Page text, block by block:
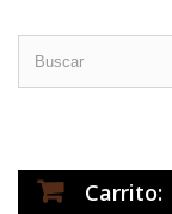
Carrito: